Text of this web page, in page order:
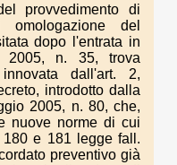
provvedimento di
del
dopo l'entrata in
n. 35, trova
dall'art. 2,
introdotto dalla
2005, n. 80, che,
nuove norme di cui
e 181 legge fall.
preventivo già